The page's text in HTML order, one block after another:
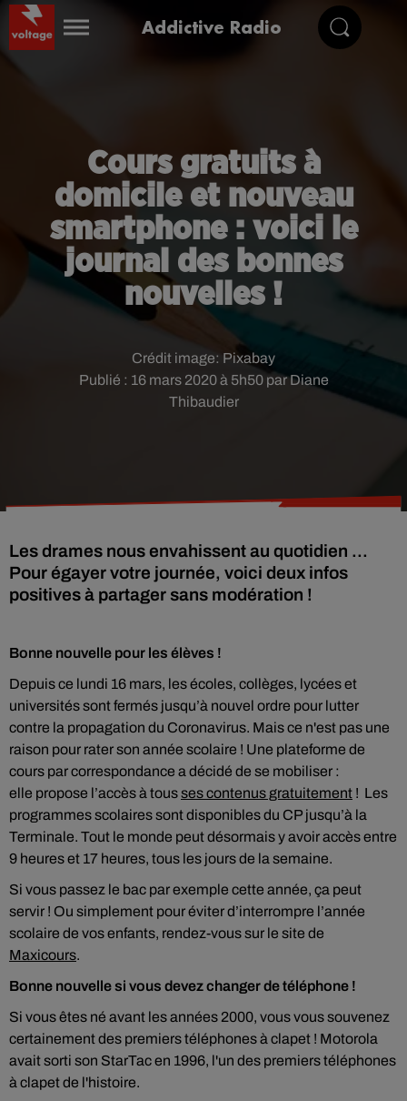
Addictive Radio
Cours gratuits à
domicile et nouveau
smartphone : voici le
journal des bonnes
nouvelles !
Publié : 16 mars 2020 à 5h50 par Diane
Thibaudier
Crédit image: Pixabay
Les drames nous envahissent au quotidien ...
Pour égayer votre journée, voici deux infos
positives à partager sans modération !
Bonne nouvelle pour les élèves !
Depuis ce lundi 16 mars, les écoles, collèges, lycées et
universités sont fermés jusqu’à nouvel ordre pour lutter
contre la propagation du Coronavirus. Mais ce n'est pas une
raison pour rater son année scolaire ! Une plateforme de
cours par correspondance a décidé de se mobiliser :
elle propose l’accès à tousses contenus gratuitement ! Les
programmes scolaires sont disponibles du CP jusqu’à la
Terminale. Tout le monde peut désormais y avoir accès entre
9 heures et 17 heures, tous les jours de la semaine.
Si vous passez le bac par exemple cette année, ça peut
servir ! Ou simplement pour éviter d’interrompre l’année
scolaire de vos enfants, rendez-vous sur le site de
Maxicours.
Bonne nouvelle si vous devez changer de téléphone !
Si vous êtes né avant les années 2000, vous vous souvenez
certainement des premiers téléphones à clapet ! Motorola
avait sorti son StarTac en 1996, l'un des premiers téléphones
à clapet de l'histoire.